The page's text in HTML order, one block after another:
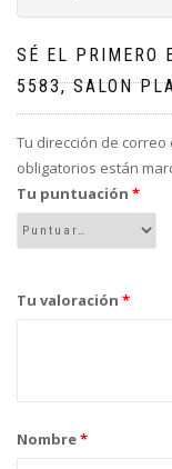
SÉ EL PRIMERO
5583, SALON
Tu dirección de
obligatorios están
Tu puntuación *
Tu valoración *
Nombre*